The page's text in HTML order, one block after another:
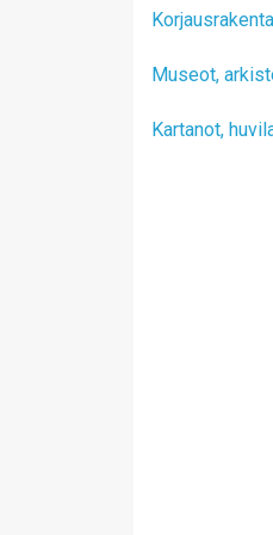
Museot,
Kartanot,